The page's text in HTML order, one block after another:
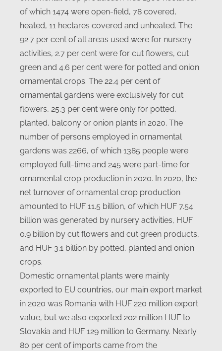
of which 1474 were open-field, 78 covered,
heated, 11 hectares covered and unheated. The
92.7 per cent of all areas used were for nursery
activities, 2.7 per cent were for cut flowers, cut
green and 4.6 per cent were for potted and onion
ornamental crops. The 22.4 per cent of
ornamental gardens were exclusively for cut
flowers, 25.3 per cent were only for potted,
planted, balcony or onion plants in 2020. The
number of persons employed in ornamental
gardens was 2266, of which 1385 people were
employed full-time and 245 were part-time for
ornamental crop production in 2020. In 2020, the
net turnover of ornamental crop production
amounted to HUF 11.5 billion, of which HUF 7.54
billion was generated by nursery activities, HUF
0.9 billion by cut flowers and cut green products,
and HUF 3.1 billion by potted, planted and onion
crops.
Domestic ornamental plants were mainly
exported to EU countries, our main export market
in 2020 was Romania with HUF 220 million export
value, but we also exported 202 million HUF to
Slovakia and HUF 129 million to Germany. Nearly
80 per cent of imports came from the